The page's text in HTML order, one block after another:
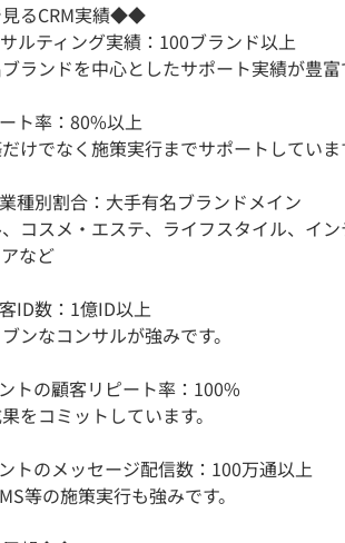
るCRM実績◆◆
ルティング実績：100ブランド以上
ランドを中心としたサポート実績が豊富
ト率：80%以上
けでなく施策実行までサポートしていま
種別割合：大手有名ブランドメイン
コスメ・エステ、ライフスタイル、イ
など
ID数：1億ID以上
ンなコンサルが強みです。
トの顧客リピート率：100%
をコミットしています。
トのメッセージ配信数：100万通以上
等の施策実行も強みです。